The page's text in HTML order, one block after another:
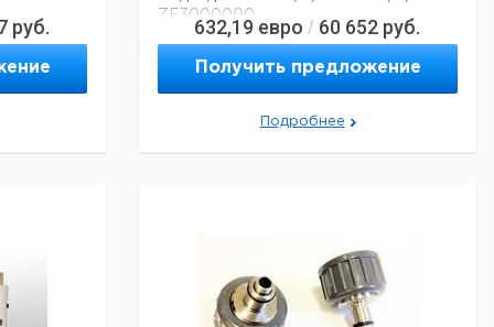
° dH)
Salze
руб.
ZF3000000
632,19 евро / 60 652 руб.
Получить предложение
Подробнее